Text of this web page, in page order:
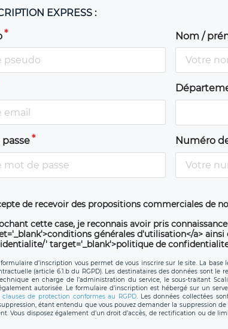
EXPRESS :
Nom /
Numéro
de recevoir des propositions commerciales de
cette case, je reconnais avoir pris
générales d'utilisation</a> ainsi
' target='_blank'>politique de
d’inscription vous permet de vous inscrire sur le site. La base
(article 6.1.b du RGPD). Les destinataires des données sont le
en charge de l’administration du service, le sous-traitant
autorisée. Le formulaire d’inscription est hébergé sur un
clauses de protection conformes au RGPD. Les données collectées
étant entendu que vous pouvez demander la suppression
Vous disposez également d’un droit d’accès, de rectification ou de
ainsi que d’un droit à la portabilité de vos données. Vous